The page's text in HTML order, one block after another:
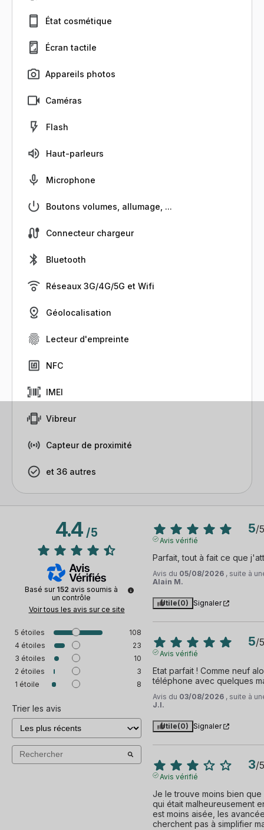
État cosmétique
Écran tactile
Appareils photos
Caméras
Flash
Haut-parleurs
Microphone
Boutons volumes, allumage, ...
Connecteur chargeur
Bluetooth
Réseaux 3G/4G/5G et Wifi
Géolocalisation
Lecteur d'empreinte
NFC
IMEI
Vibreur
Capteur de proximité
et 36 autres
4.4/5
Basé sur 152 avis soumis à
un contrôle
Voir tous les avis sur ce site
5 étoiles
108
4 étoiles
23
3 étoiles
10
2 étoiles
3
1 étoile 8
Trier les avis
5/5
Avis vérifié
Parfait, tout à fait ce que
Avis du 05/08/2026 , suite à
Alain M.
Utile(0) Signaler
5/5
Avis vérifié
Etat parfait ! Comme neuf
téléphone avec quelques
Avis du 03/08/2026 , suite à
J.I.
Utile(0) Signaler
3/5
Avis vérifié
Je le trouve moins bien
qui était malheureusement
est moins aisée, les
cherchent pas à simplifier